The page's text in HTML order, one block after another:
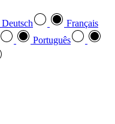
Deutsch
Français
Português